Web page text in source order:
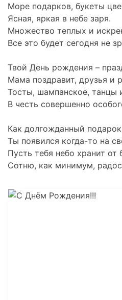
Море подарков, букеты
Ясная, яркая в небе заря.
Множество теплых и
Все это будет сегодня не
Твой День рождения –
Мама поздравит, друзья и
Тосты, шампанское, танцы
В честь совершенно
Как долгожданный
Ты появился когда-то на
Пусть тебя небо хранит от
Сотню, как минимум,